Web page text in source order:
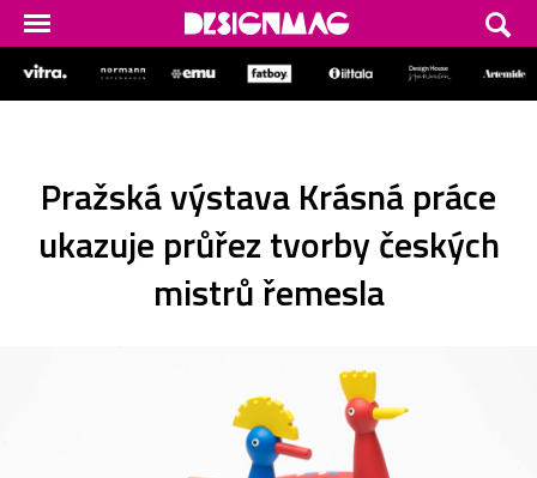
Pražská výstava Krásná práce
ukazuje průřez tvorby českých
mistrů řemesla